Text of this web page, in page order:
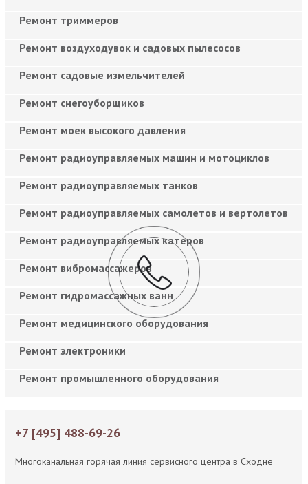
Ремонт триммеров
Ремонт воздуходувок и садовых пылесосов
Ремонт садовые измельчителей
Ремонт снегоуборщиков
Ремонт моек высокого давления
Ремонт радиоуправляемых машин и мотоциклов
Ремонт радиоуправляемых танков
Ремонт радиоуправляемых самолетов и вертолетов
Ремонт радиоуправляемых катеров
Ремонт вибромассажеров
Ремонт гидромассажных ванн
Ремонт медицинского оборудования
Ремонт электроники
Ремонт промышленного оборудования
+7 [495] 488-69-26
Многоканальная горячая линия сервисного центра в Сходне